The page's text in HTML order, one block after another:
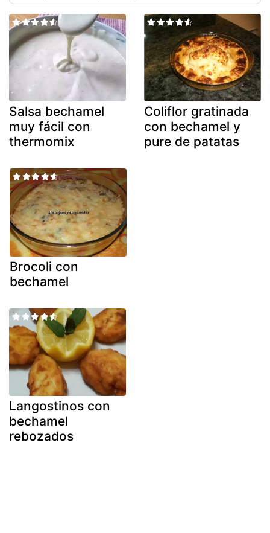
Salsa bechamel
muy fácil con
thermomix
Coliflor gratinada
con bechamel y
pure de patatas
Brocoli con
bechamel
Langostinos con
bechamel
rebozados